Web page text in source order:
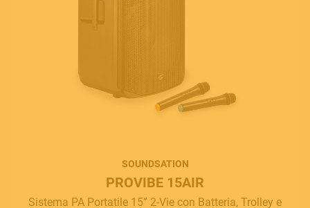
SOUNDSATION
PROVIBE 15AIR
Sistema PA Portatile 15” 2-Vie con Batteria, Trolley e